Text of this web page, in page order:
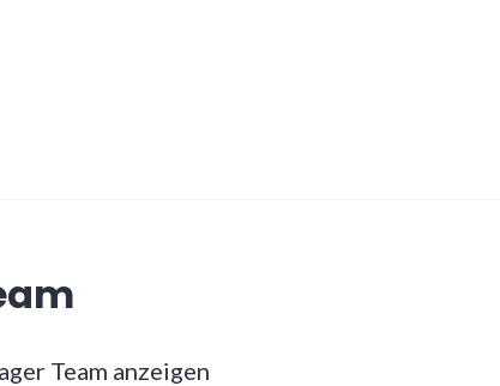
Team anzeigen